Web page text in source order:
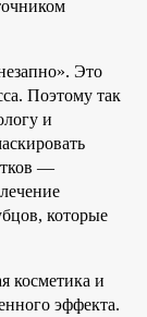
Это
Поэтому так
и
—
которые
косметика и
эффекта.